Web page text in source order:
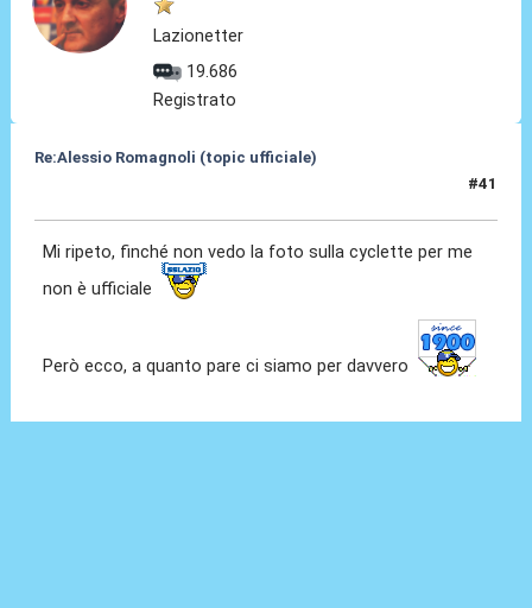
Lazionetter
19.686
Registrato
Re:Alessio Romagnoli (topic ufficiale)
#41
Mi ripeto, finché non vedo la foto sulla cyclette per me
non è ufficiale
Però ecco, a quanto pare ci siamo per davvero